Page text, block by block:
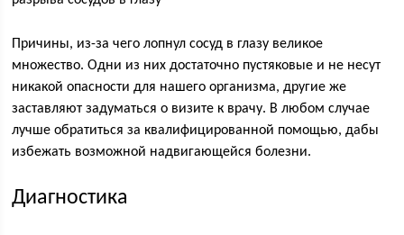
Причины, из-за чего лопнул сосуд в глазу великое
множество. Одни из них достаточно пустяковые и не несут
никакой опасности для нашего организма, другие же
заставляют задуматься о визите к врачу. В любом случае
лучше обратиться за квалифицированной помощью, дабы
избежать возможной надвигающейся болезни.
Диагностика